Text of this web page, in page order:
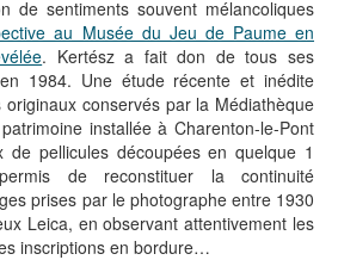
de sentiments souvent mélancoliques
au Musée du Jeu de Paume en
. Kertész a fait don de tous ses
1984. Une étude récente et inédite
conservés par la Médiathèque
installée à Charenton-le-Pont
de pellicules découpées en quelque 1
de reconstituer la continuité
prises par le photographe entre 1930
Leica, en observant attentivement les
inscriptions en bordure…